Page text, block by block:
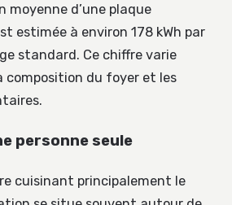
moyenne d’une plaque
estimée à environ 178 kWh par
standard. Ce chiffre varie
composition du foyer et les
personne seule
cuisinant principalement le